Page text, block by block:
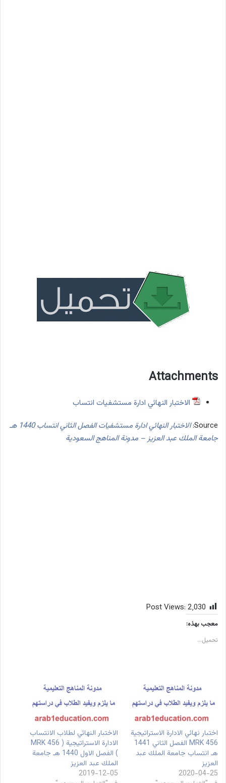
Attachments
الاختبار النهائي ادارة مستشفيات انتساب
Source:
الاختبار النهائي ادارة مستشفيات الفصل الثاني انتساب 1440 هـ
جامعة الملك عبد العزيز – مدونة المناهج السعودية
Post Views: 2٬030
معجب بهذه:
تحميل...
اختبار نهائي الادارة الاستراتيجية
MRK 456 الفصل الثاني 1441
هـ انتساب جامعة الملك عبد
العزيز
2020-04-25
الاختبار النهائي لطلاب الانتساب
الادارة الاستراتيجية ( MRK 456
) الفصل الاول 1440 هـ جامعة
الملك عبد العزيز
2019-12-05